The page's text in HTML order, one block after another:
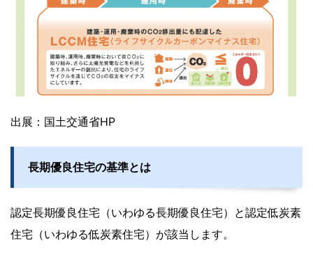
出展：国土交通省HP
長期優良住宅の基準とは
認定長期優良住宅（いわゆる長期優良住宅）と認定低炭素
住宅（いわゆる低炭素住宅）が該当します。